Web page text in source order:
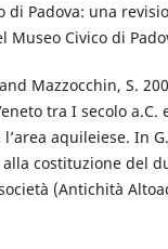
di Padova: una
Museo Civico di
Mazzocchin, S.
tra I secolo
aquileiese. In
costituzione del
(Antichità